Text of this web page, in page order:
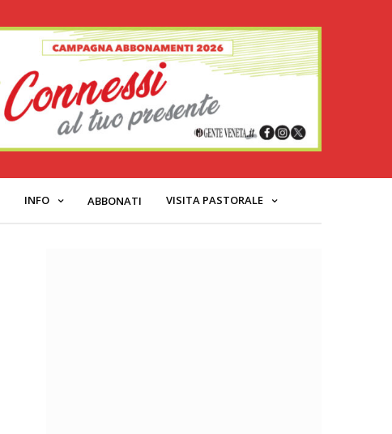
INFO ABBONATI VISITA PASTORALE